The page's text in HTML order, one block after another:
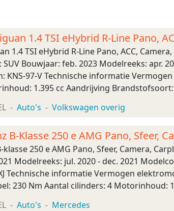
1.4 TSI eHybrid R-Line Pano,
1.4 TSI eHybrid R-Line Pano, ACC,
Bouwjaar: feb. 2023 Modelreeks: apr.
KNS-97-V Technische informatie
1.395 cc Aandrijving
Auto's Volkswagen overig
B-Klasse 250 e AMG Pano, Sfeer,
klasse 250 e AMG Pano, Sfeer, Camera,
Modelreeks: jul. 2020 - dec. 2021
Technische informatie Vermogen
230 Nm Aantal cilinders: 4
Auto's Mercedes